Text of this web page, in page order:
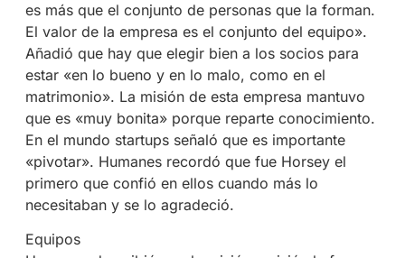
es más que el conjunto de personas que la forman.
El valor de la empresa es el conjunto del equipo».
Añadió que hay que elegir bien a los socios para
estar «en lo bueno y en lo malo, como en el
matrimonio». La misión de esta empresa mantuvo
que es «muy bonita» porque reparte conocimiento.
En el mundo startups señaló que es importante
«pivotar». Humanes recordó que fue Horsey el
primero que confió en ellos cuando más lo
necesitaban y se lo agradeció.
Equipos